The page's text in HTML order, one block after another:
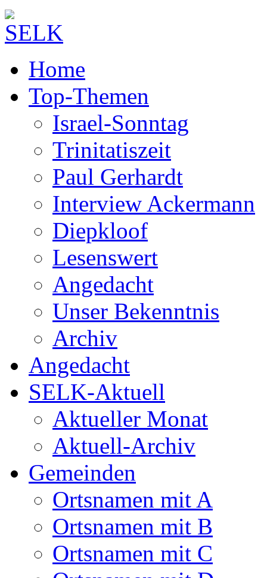
Home
Top-Themen
Israel-Sonntag
Trinitatiszeit
Paul Gerhardt
Interview Ackermann
Diepkloof
Lesenswert
Angedacht
Unser Bekenntnis
Archiv
Angedacht
SELK-Aktuell
Aktueller Monat
Aktuell-Archiv
Gemeinden
Ortsnamen mit A
Ortsnamen mit B
Ortsnamen mit C